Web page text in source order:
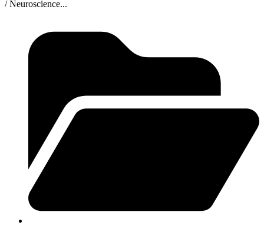
/ Neuroscience...